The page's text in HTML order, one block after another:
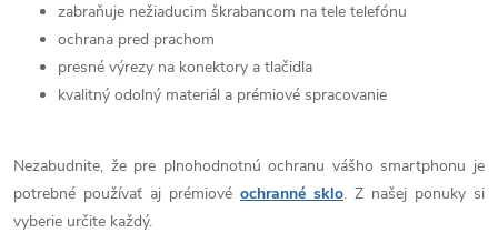
zabraňuje nežiaducim škrabancom na tele telefónu
ochrana pred prachom
presné výrezy na konektory a tlačidla
kvalitný odolný materiál a prémiové spracovanie
Nezabudnite, že pre plnohodnotnú ochranu vášho smartphonu je
potrebné používať aj prémiové ochranné sklo. Z našej ponuky si
vyberie určite každý.